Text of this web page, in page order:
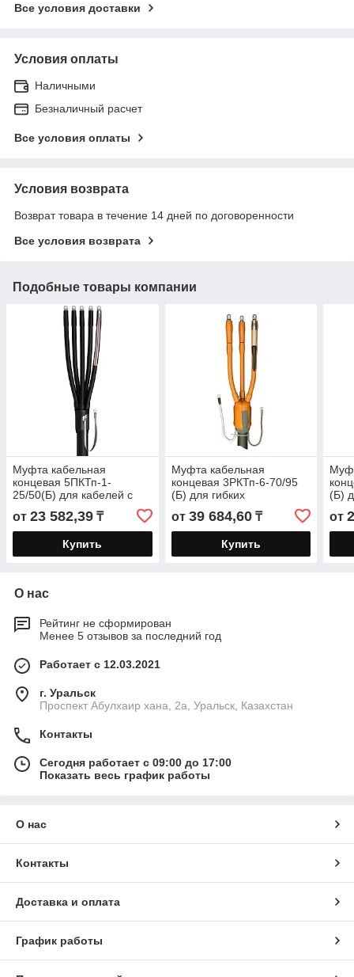
Все условия доставки
Условия оплаты
Наличными
Безналичный расчет
Все условия оплаты
Условия возврата
Возврат товара в течение 14 дней по договоренности
Все условия возврата
Подобные товары компании
Муфта кабельная
концевая 5ПКТп-1-
25/50(Б) для кабелей с
пластмассовой и ЭПР
изоляцией до 1кВ с
болтовыми
от 23 582,39 ₸
Купить
Муфта кабельная
концевая 3РКТп-6-70/95
(Б) для гибких
экранированных кабелей
с резиновой изоляцией до
6 кВ с
от 39 684,60₸
Купить
(Б)
с
6 кВ
от
О нас
Рейтинг не сформирован
Менее 5 отзывов за последний год
Работает с 12.03.2021
г. Уральск
Проспект Абулхаир хана, 2а, Уральск, Казахстан
Контакты
Сегодня работает с 09:00 до 17:00
Показать весь график работы
О нас
Контакты
Доставка и оплата
График работы